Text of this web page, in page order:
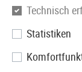
27 Produkte
Technisch
Statistiken